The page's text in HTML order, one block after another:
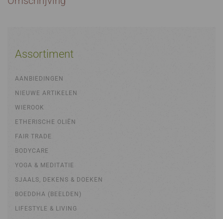
Assortiment
AANBIEDINGEN
NIEUWE ARTIKELEN
WIEROOK
ETHERISCHE OLIËN
FAIR TRADE
BODYCARE
YOGA & MEDITATIE
SJAALS, DEKENS & DOEKEN
BOEDDHA (BEELDEN)
LIFESTYLE & LIVING